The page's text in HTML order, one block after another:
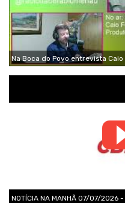
Na Boca do Povo entrevista
NOTÍCIA NA MANHÃ 07/07/